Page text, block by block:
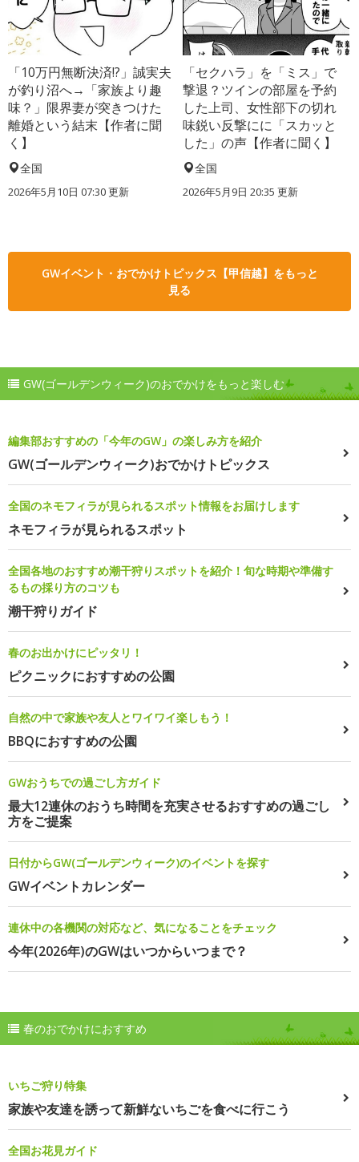
「10万円無断決済!?」誠実夫
が釣り沼へ→「家族より趣
味？」限界妻が突きつけた
離婚という結末【作者に聞
く】
全国
2026年5月10日 07:30 更新
「セクハラ」を「ミス」で
撃退？ツインの部屋を予約
した上司、女性部下の切れ
味鋭い反撃にに「スカッと
した」の声【作者に聞く】
全国
2026年5月9日 20:35 更新
GWイベント・おでかけトピックス【甲信越】をもっと
見る
GW(ゴールデンウィーク)のおでかけをもっと楽しむ
編集部おすすめの「今年のGW」の楽しみ方を紹介
GW(ゴールデンウィーク)おでかけトピックス
全国のネモフィラが見られるスポット情報をお届けします
ネモフィラが見られるスポット
全国各地のおすすめ潮干狩りスポットを紹介！旬な時期や準備す
るもの採り方のコツも
潮干狩りガイド
春のお出かけにピッタリ！
ピクニックにおすすめの公園
自然の中で家族や友人とワイワイ楽しもう！
BBQにおすすめの公園
GWおうちでの過ごし方ガイド
最大12連休のおうち時間を充実させるおすすめの過ごし
方をご提案
日付からGW(ゴールデンウィーク)のイベントを探す
GWイベントカレンダー
連休中の各機関の対応など、気になることをチェック
今年(2026年)のGWはいつからいつまで？
春のおでかけにおすすめ
いちご狩り特集
家族や友達を誘って新鮮ないちごを食べに行こう
全国お花見ガイド